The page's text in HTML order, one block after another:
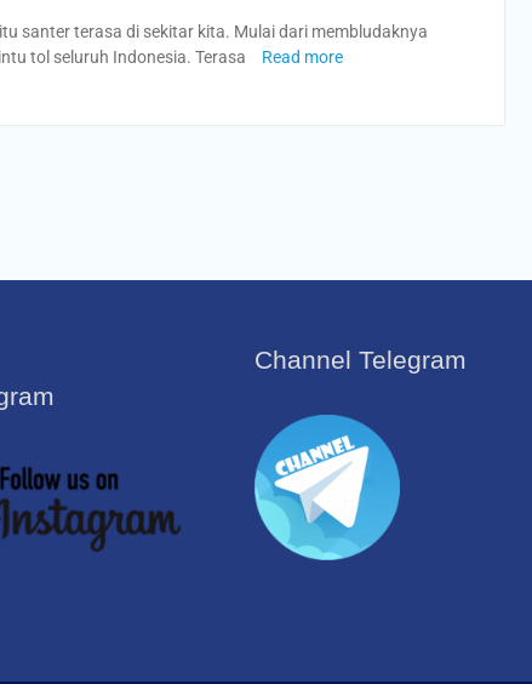
santer terasa di sekitar kita. Mulai dari membludaknya
tol seluruh Indonesia. Terasa
Read more
Channel Telegram